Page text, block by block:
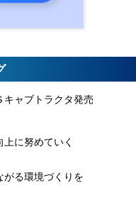
キャブトラクタ発売
に努めていく
がる環境づくりを